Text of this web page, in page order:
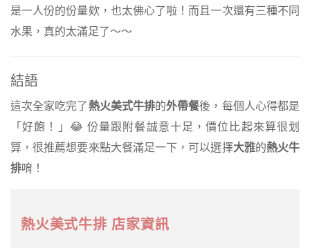
是一人份的份量欸，也太佛心了啦！而且一次還有三種不同
水果，真的太滿足了～～
結語
這次全家吃完了熱火美式牛排的外帶餐後，每個人心得都是
「好飽！」😂 份量跟附餐誠意十足，價位比起來算很划
算，很推薦想要來點大餐滿足一下，可以選擇大雅的熱火牛
排唷！
熱火美式牛排 店家資訊